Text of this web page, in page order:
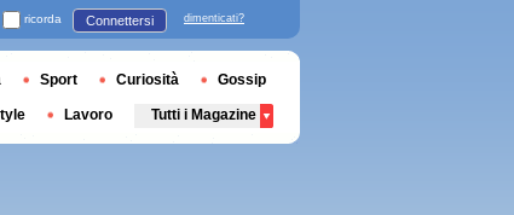
ricorda Connettersi dimenticati?
Sport Curiosità Gossip
Lavoro Tutti i Magazine